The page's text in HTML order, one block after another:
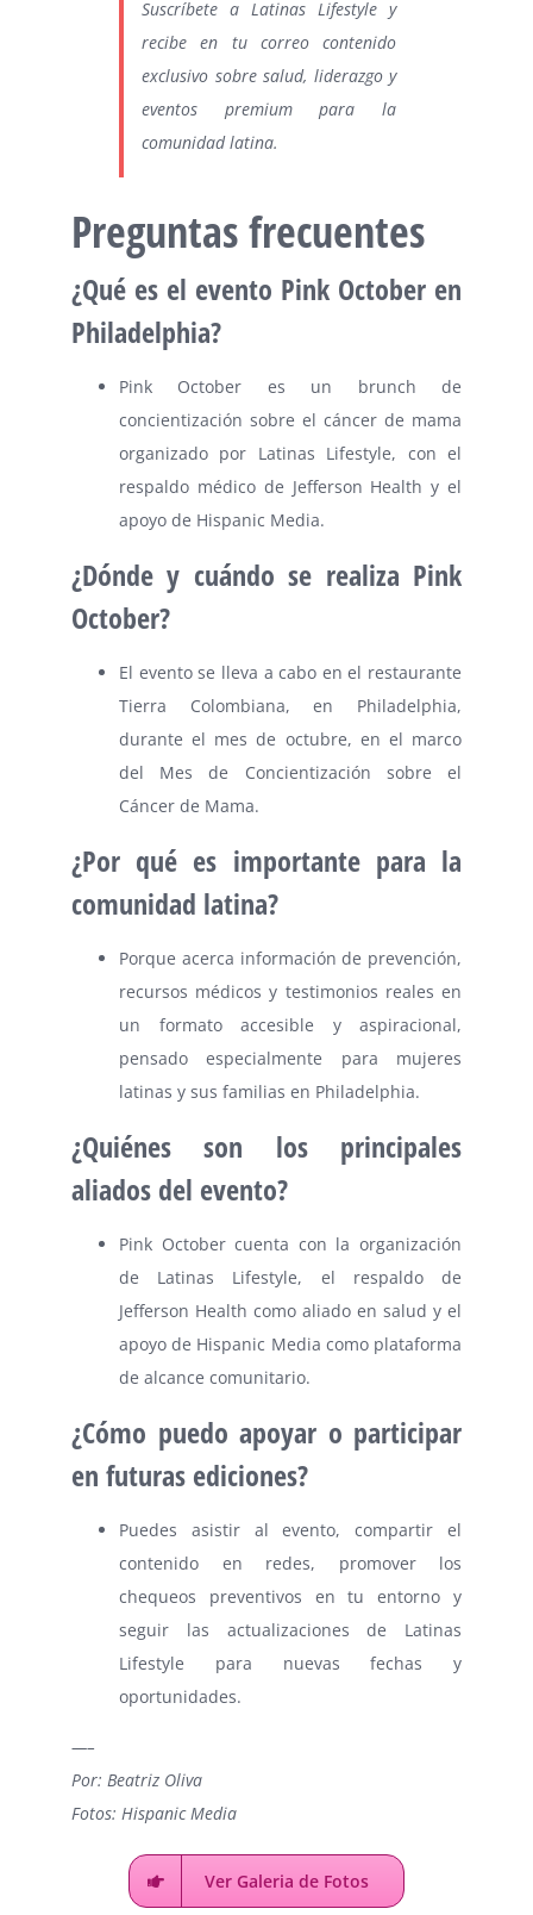
Suscríbete a Latinas Lifestyle y
recibe en tu correo contenido
exclusivo sobre salud, liderazgo y
eventos premium para la
comunidad latina.
Preguntas frecuentes
¿Qué es el evento Pink October en
Philadelphia?
Pink October es un brunch de
concientización sobre el cáncer de mama
organizado por Latinas Lifestyle, con el
respaldo médico de Jefferson Health y el
apoyo de Hispanic Media.
¿Dónde y cuándo se realiza Pink
October?
El evento se lleva a cabo en el restaurante
Tierra Colombiana, en Philadelphia,
durante el mes de octubre, en el marco
del Mes de Concientización sobre el
Cáncer de Mama.
¿Por qué es importante para la
comunidad latina?
Porque acerca información de prevención,
recursos médicos y testimonios reales en
un formato accesible y aspiracional,
pensado especialmente para mujeres
latinas y sus familias en Philadelphia.
¿Quiénes son los principales
aliados del evento?
Pink October cuenta con la organización
de Latinas Lifestyle, el respaldo de
Jefferson Health como aliado en salud y el
apoyo de Hispanic Media como plataforma
de alcance comunitario.
¿Cómo puedo apoyar o participar
en futuras ediciones?
Puedes asistir al evento, compartir el
contenido en redes, promover los
chequeos preventivos en tu entorno y
seguir las actualizaciones de Latinas
Lifestyle para nuevas fechas y
oportunidades.
—–
Por: Beatriz Oliva
Fotos: Hispanic Media
Ver Galeria de Fotos